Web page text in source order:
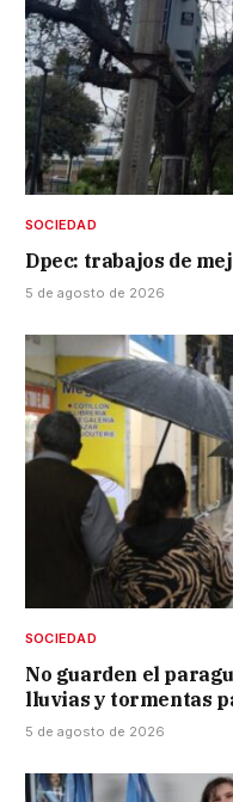
SOCIEDAD
Dpec: trabajos de
5 de agosto de 2026
SOCIEDAD
No guarden el
lluvias y tormentas
5 de agosto de 2026